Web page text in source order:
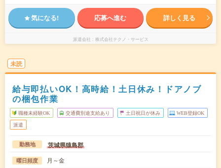
気になる! 応募へ進む 詳しく見る
派遣会社 株式会社テクノ・サービス
未読
給与即払いOK！高時給！土日休み！ドアノブ
の梱包作業
職種未経験OK 交通費別途支給あり 土日祝日が休み WEB登録OK
派遣
勤務地 茨城県猿島郡
曜日頻度 月～金